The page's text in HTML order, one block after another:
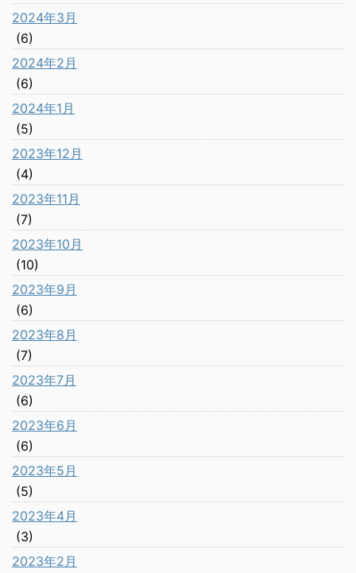
2024年3月
(6)
2024年2月
(6)
2024年1月
(5)
2023年12月
(4)
2023年11月
(7)
2023年10月
(10)
2023年9月
(6)
2023年8月
(7)
2023年7月
(6)
2023年6月
(6)
2023年5月
(5)
2023年4月
(3)
2023年2月